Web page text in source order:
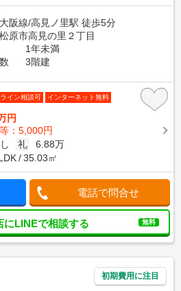
阪線/高見ノ里駅 徒歩5分
原市高見の里２丁目
1年未満
3階建
イン相談可 インターネット無料
円
：5,000円
礼
6.88万
35.03㎡
電話で問合せ
にLINEで相談する 無料
初期費用に注目